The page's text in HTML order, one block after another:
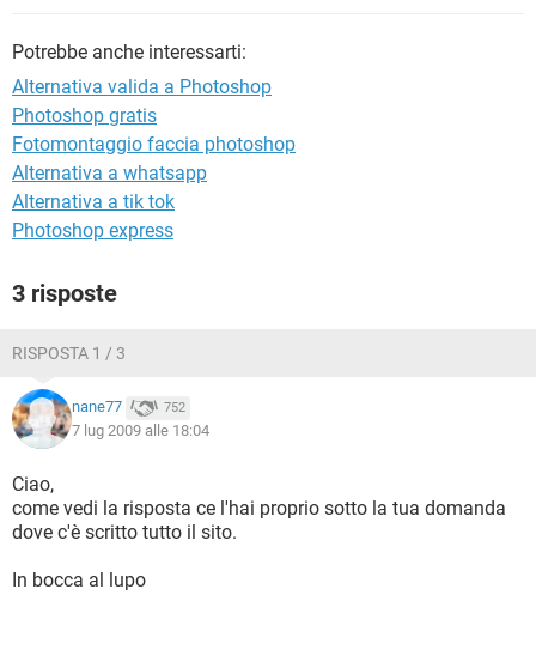
Potrebbe anche interessarti:
Alternativa valida a Photoshop
Photoshop gratis
Fotomontaggio faccia photoshop
Alternativa a whatsapp
Alternativa a tik tok
Photoshop express
3 risposte
RISPOSTA 1 / 3
nane77 752
7 lug 2009 alle 18:04
Ciao,
come vedi la risposta ce l'hai proprio sotto la tua domanda
dove c'è scritto tutto il sito.
In bocca al lupo